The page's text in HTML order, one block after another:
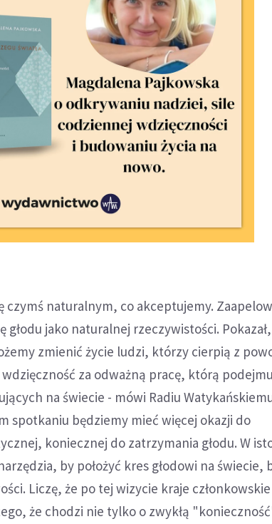
czymś naturalnym, co akceptujemy.
jako naturalnej rzeczywistości.
zmienić życie ludzi, którzy cierpią z
wdzięczność za odważną pracę, którą
na świecie - mówi Radiu
spotkaniu będziemy mieć więcej okazji do
koniecznej do zatrzymania głodu. W
by położyć kres głodowi na świecie,
Liczę, że po tej wizycie kraje członkowskie
że chodzi nie tylko o zwykłą